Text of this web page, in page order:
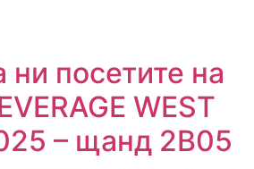
ни посетите на
WEST
– щанд 2B05